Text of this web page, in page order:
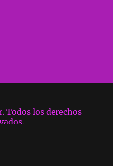
Todos los derechos